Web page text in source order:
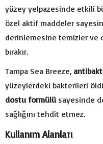
yüzey yelpazesinde etkili
özel aktif maddeler
derinlemesine temizler ve
bırakır.
Tampa Sea Breeze,
yüzeylerdeki bakterileri
dostu formülü sayesinde
sağlığını tehdit etmez.
Kullanım Alanları